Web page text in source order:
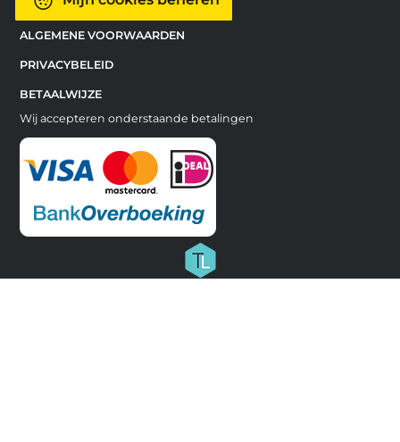
ALGEMENE VOORWAARDEN
PRIVACYBELEID
BETAALWIJZE
Wij accepteren onderstaande betalingen